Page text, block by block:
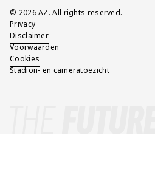
Overig
© 2026 AZ. All rights reserved.
Privacy
Disclaimer
Voorwaarden
Cookies
Stadion- en cameratoezicht